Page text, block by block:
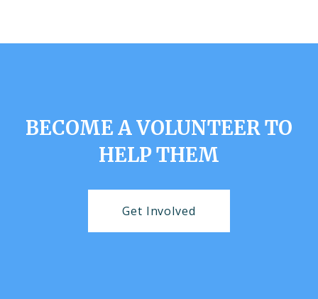
BECOME A VOLUNTEER TO
HELP THEM
Get Involved